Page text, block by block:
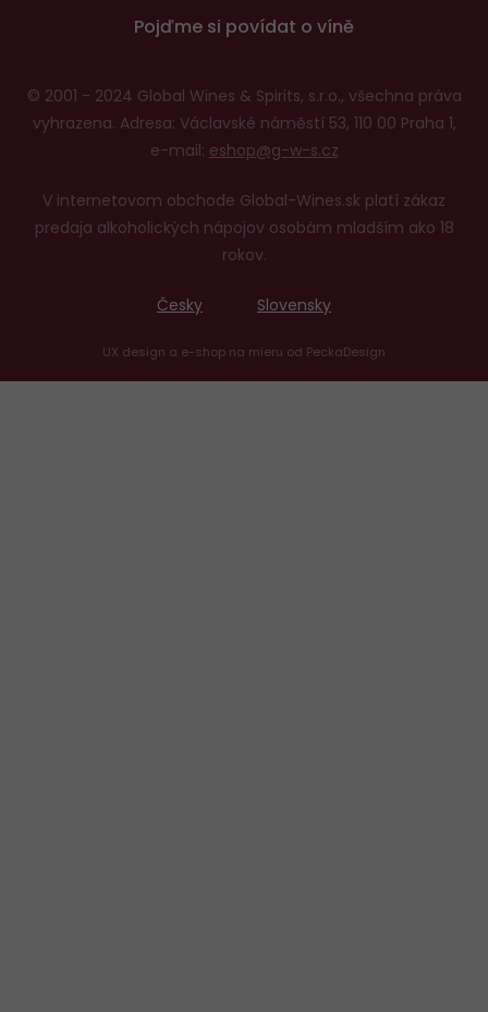
Pojďme si povídat o víně
© 2001 - 2024 Global Wines & Spirits, s.r.o., všechna práva
vyhrazena. Adresa: Václavské náměstí 53, 110 00 Praha 1,
e-mail: eshop@g-w-s.cz
V internetovom obchode Global-Wines.sk platí zákaz
predaja alkoholických nápojov osobám mladším ako 18
rokov.
Česky Slovensky
UX design a e-shop na mieru od PeckaDesign